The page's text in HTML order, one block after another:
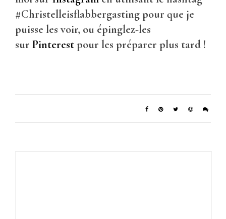
#Christelleisflabbergasting pour que je
puisse les voir, ou épinglez-les
sur Pinterestpour les préparer plus tard !